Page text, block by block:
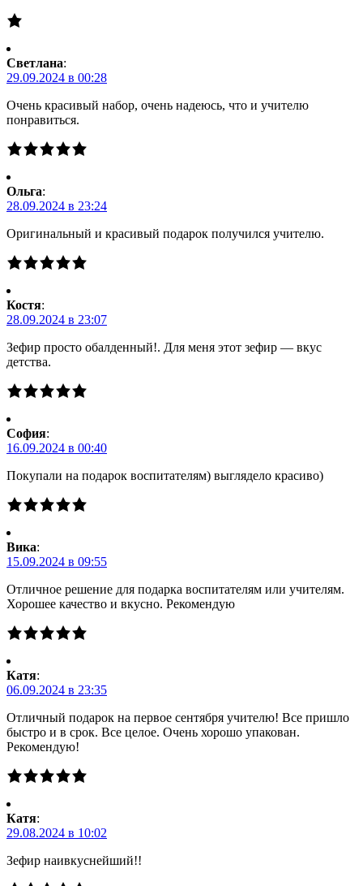
Светлана:
29.09.2024 в 00:28
Очень красивый набор, очень надеюсь, что и учителю
понравиться.
Ольга:
28.09.2024 в 23:24
Оригинальный и красивый подарок получился учителю.
Костя:
28.09.2024 в 23:07
Зефир просто обалденный!. Для меня этот зефир — вкус
детства.
Cофия:
16.09.2024 в 00:40
Покупали на подарок воспитателям) выглядело красиво)
Вика:
15.09.2024 в 09:55
Отличное решение для подарка воспитателям или учителям.
Хорошее качество и вкусно. Рекомендую
Катя:
06.09.2024 в 23:35
Отличный подарок на первое сентября учителю! Все пришло
быстро и в срок. Все целое. Очень хорошо упакован.
Рекомендую!
Катя:
29.08.2024 в 10:02
Зефир наивкуснейший!!